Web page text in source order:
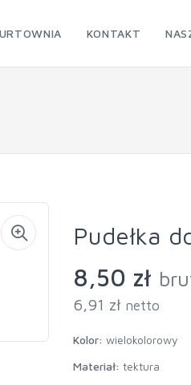
KONTAKT
Pudełka
8,50 zł
6,91 zł netto
Kolor: wielokolorowy
Materiał: tektura